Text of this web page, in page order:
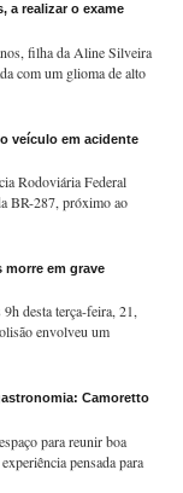
a realizar o exame
filha da Aline Silveira
com um glioma de alto
veículo em acidente
Rodoviária Federal
BR-287, próximo ao
morre em grave
desta terça-feira, 21,
envolveu um
Camoretto
para reunir boa
pensada para